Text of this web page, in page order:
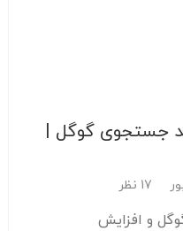
جستجوی گوگل |
17 نظر
و افزایش